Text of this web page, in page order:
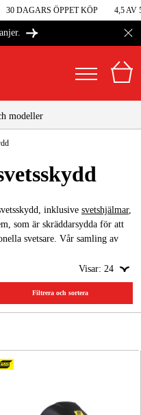
DAGARS ÖPPET KÖP 4,5 AV 5
inklusive svetshjälmar,
som är skräddarsydda för att
svetsare. Vår samling av
som auto-mörknande visir
för att möta de högsta
Visar: 24
Filtrera och sortera